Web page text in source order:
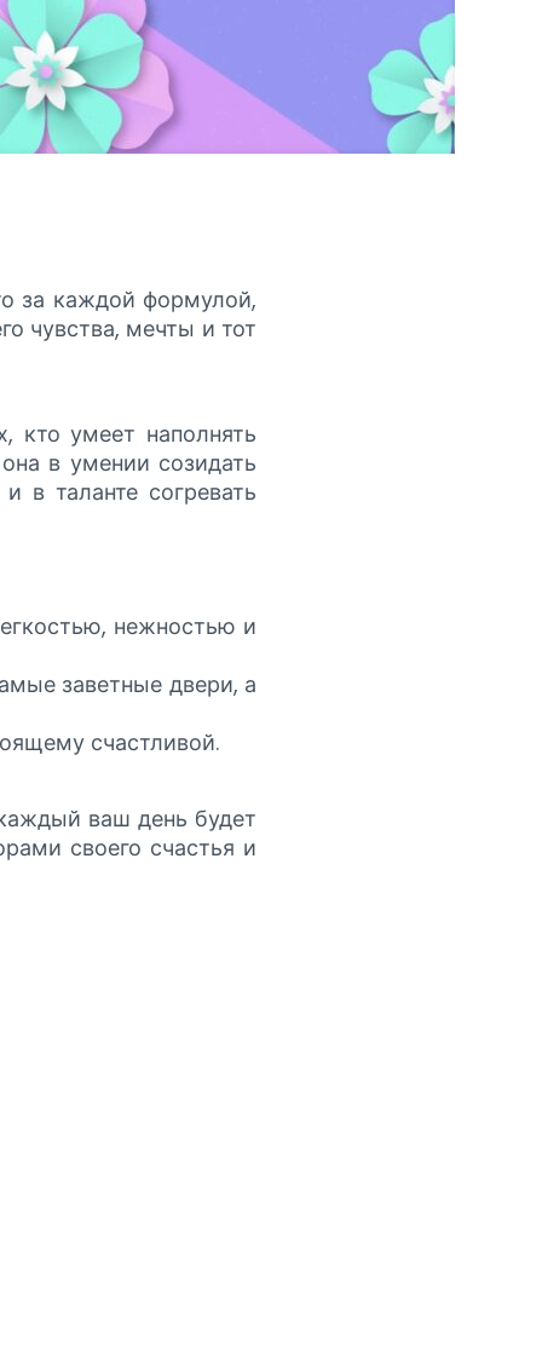
за каждой формулой,
чувства, мечты и тот
кто умеет наполнять
в умении созидать
в таланте согревать
нежностью и
заветные двери, а
счастливой.
ваш день будет
своего счастья и